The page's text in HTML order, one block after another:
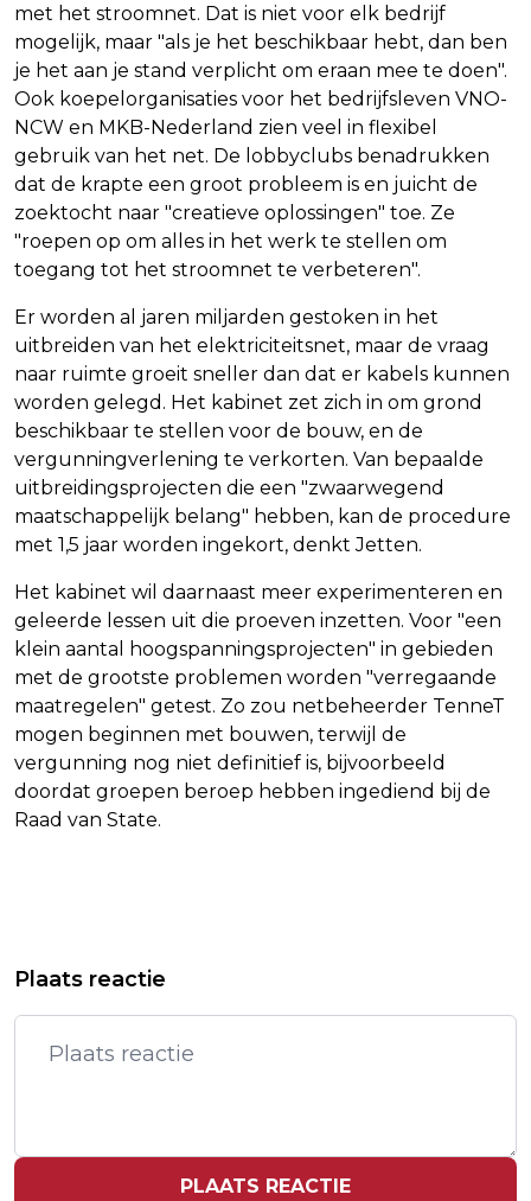
met het stroomnet. Dat is niet voor elk bedrijf
mogelijk, maar "als je het beschikbaar hebt, dan ben
je het aan je stand verplicht om eraan mee te doen".
Ook koepelorganisaties voor het bedrijfsleven VNO-
NCW en MKB-Nederland zien veel in flexibel
gebruik van het net. De lobbyclubs benadrukken
dat de krapte een groot probleem is en juicht de
zoektocht naar "creatieve oplossingen" toe. Ze
"roepen op om alles in het werk te stellen om
toegang tot het stroomnet te verbeteren".
Er worden al jaren miljarden gestoken in het
uitbreiden van het elektriciteitsnet, maar de vraag
naar ruimte groeit sneller dan dat er kabels kunnen
worden gelegd. Het kabinet zet zich in om grond
beschikbaar te stellen voor de bouw, en de
vergunningverlening te verkorten. Van bepaalde
uitbreidingsprojecten die een "zwaarwegend
maatschappelijk belang" hebben, kan de procedure
met 1,5 jaar worden ingekort, denkt Jetten.
Het kabinet wil daarnaast meer experimenteren en
geleerde lessen uit die proeven inzetten. Voor "een
klein aantal hoogspanningsprojecten" in gebieden
met de grootste problemen worden "verregaande
maatregelen" getest. Zo zou netbeheerder TenneT
mogen beginnen met bouwen, terwijl de
vergunning nog niet definitief is, bijvoorbeeld
doordat groepen beroep hebben ingediend bij de
Raad van State.
VOORBEREIDINGEN DIGITALE EURO
WAT DOET EEN UITVAARTVERZORGER
OF BEGRAFENISONDERNEMER?
Plaats reactie
PLAATS REACTIE